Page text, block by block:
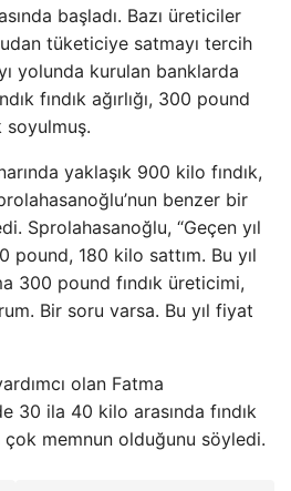
başladı. Bazı üreticiler
tüketiciye satmayı tercih
yolunda kurulan banklarda
fındık ağırlığı, 300 pound
soyulmuş.
yaklaşık 900 kilo fındık,
benzer bir
Sprolahasanoğlu, “Geçen yıl
pound, 180 kilo sattım. Bu yıl
300 pound fındık üreticimi,
Bir soru varsa. Bu yıl fiyat
olan Fatma
30 ila 40 kilo arasında fındık
çok memnun olduğunu söyledi.